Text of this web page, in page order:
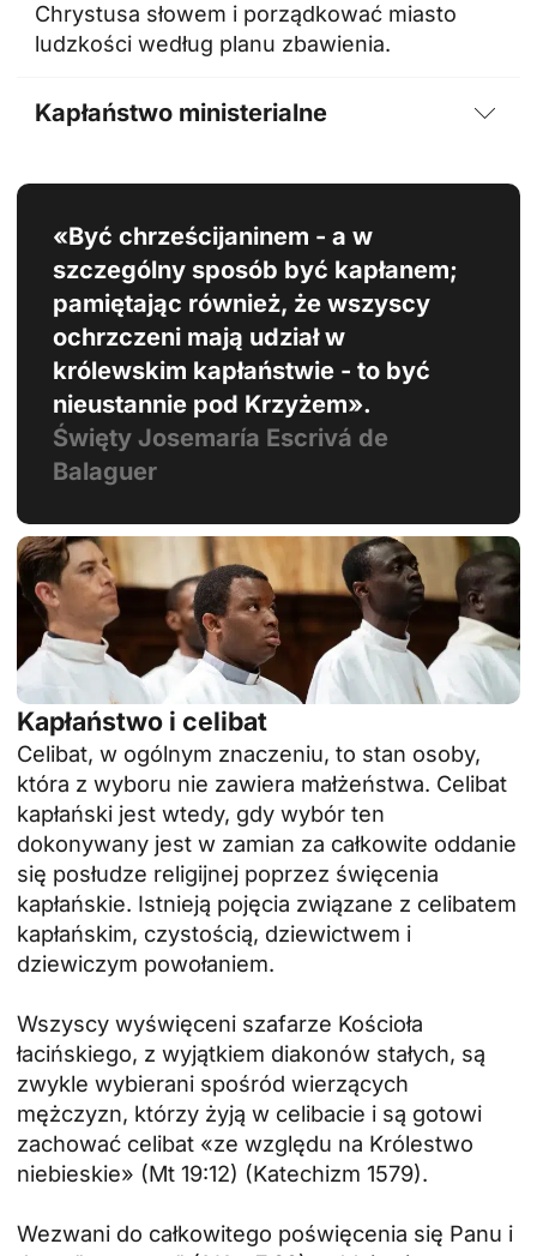
Chrystusa słowem i porządkować miasto
ludzkości według planu zbawienia.
Kapłaństwo ministerialne
«Być chrześcijaninem - a w
szczególny sposób być kapłanem;
pamiętając również, że wszyscy
ochrzczeni mają udział w
królewskim kapłaństwie - to być
nieustannie pod Krzyżem».
Święty Josemaría Escrivá de
Balaguer
Kapłaństwo i celibat
Celibat, w ogólnym znaczeniu, to stan osoby,
która z wyboru nie zawiera małżeństwa. Celibat
kapłański jest wtedy, gdy wybór ten
dokonywany jest w zamian za całkowite oddanie
się posłudze religijnej poprzez święcenia
kapłańskie. Istnieją pojęcia związane z celibatem
kapłańskim, czystością, dziewictwem i
dziewiczym powołaniem.
Wszyscy wyświęceni szafarze Kościoła
łacińskiego, z wyjątkiem diakonów stałych, są
zwykle wybierani spośród wierzących
mężczyzn, którzy żyją w celibacie i są gotowi
zachować celibat «ze względu na Królestwo
niebieskie» (Mt 19:12) (Katechizm 1579).
Wezwani do całkowitego poświęcenia się Panu i